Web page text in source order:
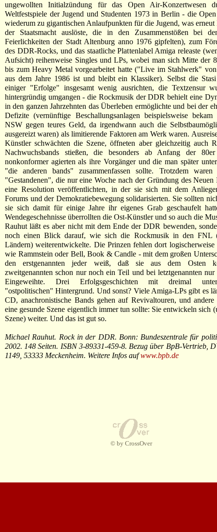
ungewollten Initialzündung für das Open Air-Konzertwesen
Weltfestspiele der Jugend und Studenten 1973 in Berlin - die
wiederum zu gigantischen Anlaufpunkten für die Jugend, was
der Staatsmacht auslöste, die in den Zusammenstößen bei
Feierlichkeiten der Stadt Altenburg anno 1976 gipfelten), zum
des DDR-Rocks, und das staatliche Plattenlabel Amiga releaste
Aufsicht) reihenweise Singles und LPs, wobei man sich Mitte der
bis zum Heavy Metal vorgearbeitet hatte ("Live im Stahlwerk"
aus dem Jahre 1986 ist und bleibt ein Klassiker). Selbst die
einiger "Erfolge" insgesamt wenig ausrichten, die Textzensur
hintergründig umgangen - die Rockmusik der DDR behielt eine
in den ganzen Jahrzehnten das Überleben ermöglichte und bei der
Defizite (vernünftige Beschallungsanlagen beispielsweise
NSW gegen teures Geld, da irgendwann auch die
ausgereizt waren) als limitierende Faktoren am Werk waren.
Künstler schwächten die Szene, öffneten aber gleichzeitig auch
Nachwuchsbands stießen, die besonders ab Anfang der
nonkonformer agierten als ihre Vorgänger und die man später
"die anderen bands" zusammenfassen sollte. Trotzdem
"Gestandenen", die nur eine Woche nach der Gründung des Neuen
eine Resolution veröffentlichten, in der sie sich mit dem
Forums und der Demokratiebewegung solidarisierten. Sie sollten
sie sich damit für einige Jahre ihr eigenes Grab geschaufelt
Wendegeschehnisse überrollten die Ost-Künstler und so auch die
Rauhut läßt es aber nicht mit dem Ende der DDR bewenden,
noch einen Blick darauf, wie sich die Rockmusik in den FNL
Ländern) weiterentwickelte. Die Prinzen fehlen dort logischerweise
wie Rammstein oder Bell, Book & Candle - mit dem großen
den erstgenannten jeder weiß, daß sie aus dem Osten
zweitgenannten schon nur noch ein Teil und bei letztgenannten
Eingeweihte. Drei Erfolgsgeschichten mit dreimal
"ostpolitischen" Hintergrund. Und sonst? Viele Amiga-LPs gibt es
CD, anachronistische Bands gehen auf Revivaltouren, und
eine gesunde Szene eigentlich immer tun sollte: Sie entwickeln sich
Szene) weiter. Und das ist gut so.
Michael Rauhut. Rock in der DDR. Bonn: Bundeszentrale für
2002. 148 Seiten. ISBN 3-89331-459-8. Bezug über BpB-Vertrieb,
1149, 53333 Meckenheim. Weitere Infos aufwww.bpb.de
© by CrossOver